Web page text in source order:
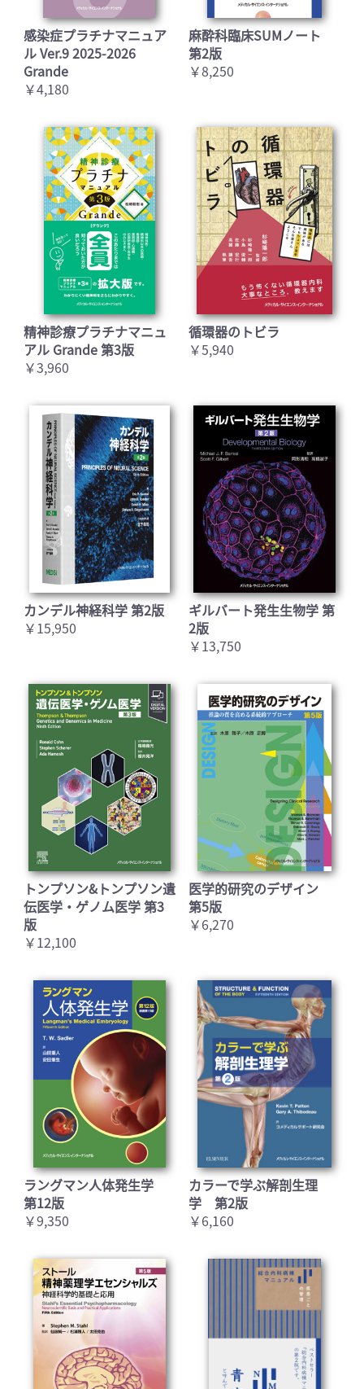
感染症プラチナマニュア
ル Ver.9 2025-2026
Grande
￥4,180
麻酔科臨床SUMノート
第2版
￥8,250
精神診療プラチナマニュ
アル Grande 第3版
￥3,960
循環器のトビラ
￥5,940
カンデル神経科学 第2版
￥15,950
ギルバート発生生物学 第
2版
￥13,750
トンプソン&トンプソン遺
伝医学・ゲノム医学 第3
版
￥12,100
医学的研究のデザイン
第5版
￥6,270
ラングマン人体発生学
第12版
￥9,350
カラーで学ぶ解剖生理
学 第2版
￥6,160